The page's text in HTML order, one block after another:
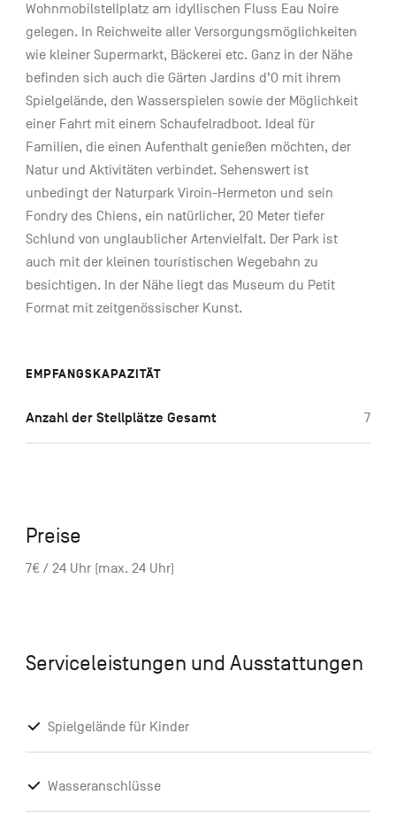
Wohnmobilstellplatz am idyllischen Fluss Eau Noire
gelegen. In Reichweite aller Versorgungsmöglichkeiten
wie kleiner Supermarkt, Bäckerei etc. Ganz in der Nähe
befinden sich auch die Gärten Jardins d’O mit ihrem
Spielgelände, den Wasserspielen sowie der Möglichkeit
einer Fahrt mit einem Schaufelradboot. Ideal für
Familien, die einen Aufenthalt genießen möchten, der
Natur und Aktivitäten verbindet. Sehenswert ist
unbedingt der Naturpark Viroin-Hermeton und sein
Fondry des Chiens, ein natürlicher, 20 Meter tiefer
Schlund von unglaublicher Artenvielfalt. Der Park ist
auch mit der kleinen touristischen Wegebahn zu
besichtigen. In der Nähe liegt das Museum du Petit
Format mit zeitgenössischer Kunst.
EMPFANGSKAPAZITÄT
Anzahl der Stellplätze Gesamt 7
Preise
7€ / 24 Uhr (max. 24 Uhr)
Serviceleistungen und Ausstattungen
Spielgelände für Kinder
Wasseranschlüsse